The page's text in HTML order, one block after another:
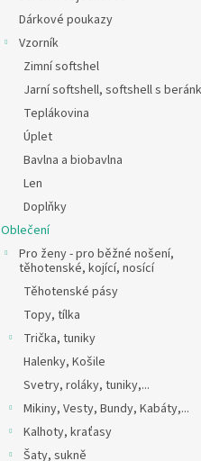
Dárkové poukazy
Vzorník
Zimní softshel
Jarní softshell, softshell s
Teplákovina
Úplet
Bavlna a biobavlna
Len
Doplňky
Oblečení
Pro ženy - pro běžné nošení,
těhotenské, kojící, nosící
Těhotenské pásy
Topy, tílka
Trička, tuniky
Halenky, Košile
Svetry, roláky, tuniky,...
Mikiny, Vesty, Bundy, Kabáty,...
Kalhoty, kraťasy
Šaty, sukně